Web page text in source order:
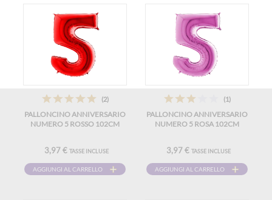
(2)
PALLONCINO ANNIVERSARIO
NUMERO 5 ROSSO 102CM
3,97 € TASSE INCLUSE
AGGIUNGI AL CARRELLO
(1)
PALLONCINO ANNIVERSARIO
NUMERO 5 ROSA 102CM
3,97 € TASSE INCLUSE
AGGIUNGI AL CARRELLO